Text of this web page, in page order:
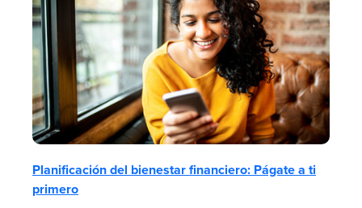
Planificación del bienestar financiero: Págate a ti
primero